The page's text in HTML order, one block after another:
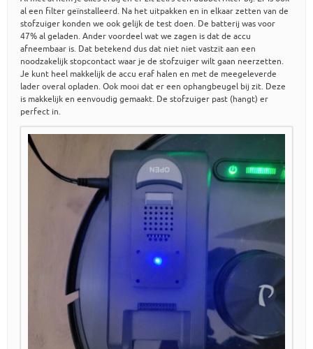
al een filter geïnstalleerd. Na het uitpakken en in elkaar zetten van de
stofzuiger konden we ook gelijk de test doen. De batterij was voor
47% al geladen. Ander voordeel wat we zagen is dat de accu
afneembaar is. Dat betekend dus dat niet niet vastzit aan een
noodzakelijk stopcontact waar je de stofzuiger wilt gaan neerzetten.
Je kunt heel makkelijk de accu eraf halen en met de meegeleverde
lader overal opladen. Ook mooi dat er een ophangbeugel bij zit. Deze
is makkelijk en eenvoudig gemaakt. De stofzuiger past (hangt) er
perfect in.